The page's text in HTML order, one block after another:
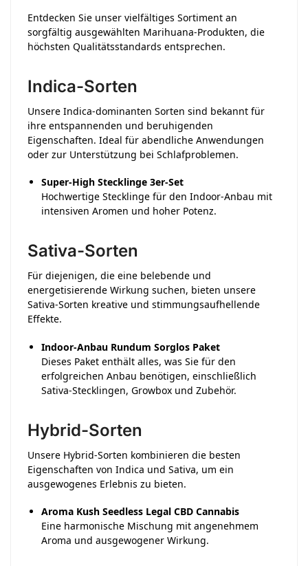
Entdecken Sie unser vielfältiges Sortiment an
sorgfältig ausgewählten Marihuana-Produkten, die
höchsten Qualitätsstandards entsprechen.
Indica-Sorten
Unsere Indica-dominanten Sorten sind bekannt für
ihre entspannenden und beruhigenden
Eigenschaften. Ideal für abendliche Anwendungen
oder zur Unterstützung bei Schlafproblemen.
Super-High Stecklinge 3er-Set
Hochwertige Stecklinge für den Indoor-Anbau mit
intensiven Aromen und hoher Potenz.
Sativa-Sorten
Für diejenigen, die eine belebende und
energetisierende Wirkung suchen, bieten unsere
Sativa-Sorten kreative und stimmungsaufhellende
Effekte.
Indoor-Anbau Rundum Sorglos Paket
Dieses Paket enthält alles, was Sie für den
erfolgreichen Anbau benötigen, einschließlich
Sativa-Stecklingen, Growbox und Zubehör.
Hybrid-Sorten
Unsere Hybrid-Sorten kombinieren die besten
Eigenschaften von Indica und Sativa, um ein
ausgewogenes Erlebnis zu bieten.
Aroma Kush Seedless Legal CBD Cannabis
Eine harmonische Mischung mit angenehmem
Aroma und ausgewogener Wirkung.